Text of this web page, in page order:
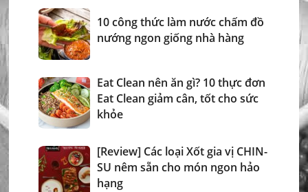
10 công thức làm nước chấm đồ
nướng ngon giống nhà hàng
Eat Clean nên ăn gì? 10 thực đơn
Eat Clean giảm cân, tốt cho sức
khỏe
[Review] Các loại Xốt gia vị CHIN-
SU nêm sẵn cho món ngon hảo
hạng